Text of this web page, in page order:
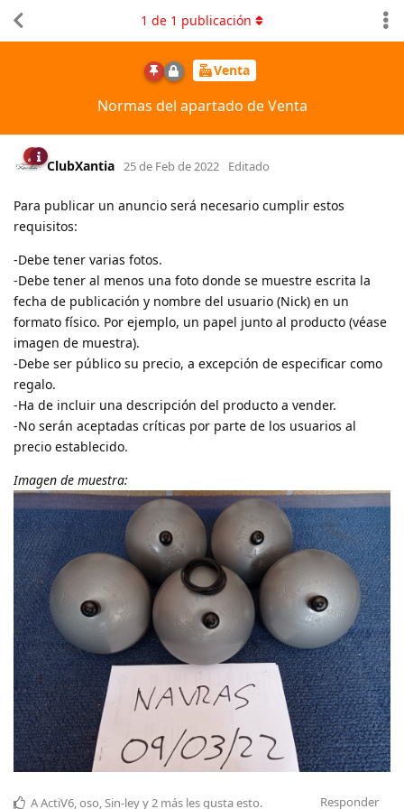
Venta
Normas del apartado de Venta
1 de 1 publicación
ClubXantia 25 de Feb de 2022 Editado
Para publicar un anuncio será necesario cumplir estos
requisitos:
-Debe tener varias fotos.
-Debe tener al menos una foto donde se muestre escrita la
fecha de publicación y nombre del usuario (Nick) en un
formato físico. Por ejemplo, un papel junto al producto (véase
imagen de muestra).
-Debe ser público su precio, a excepción de especificar como
regalo.
-Ha de incluir una descripción del producto a vender.
-No serán aceptadas críticas por parte de los usuarios al
precio establecido.
Imagen de muestra:
Responder
AActiV6,oso,Sin-leyy2 más les gusta esto.